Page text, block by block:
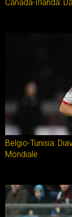
Canada-Irlanda:
Belgio-Tunisia:
Mondiale